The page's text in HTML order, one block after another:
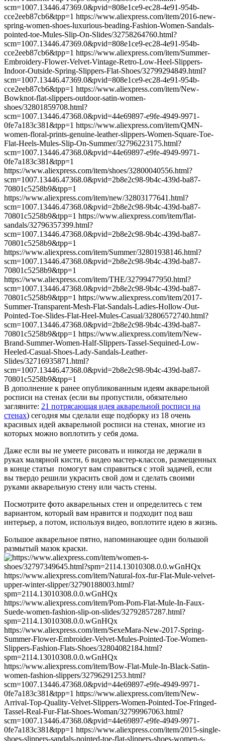
В дополнение к ранее опубликованным идеям акварельной
росписи на стенах (если вы пропустили, обязательно
загляните: 21 потрясающая идея акварельной росписи на
стенах) сегодня мы сделали еще подборку из 18 очень
красивых идей акварельной росписи на стенах, многие из
которых можно воплотить у себя дома.
Даже если вы не умеете рисовать и никогда не держали в
руках малярной кисти, 6 видео мастер-классов, размещенных
в конце статьи помогут вам справиться с этой задачей, если
вы твердо решили украсить свой дом и сделать своими
руками акварельную стену или часть стены.
Посмотрите фото акварельных стен и определитесь с тем
вариантом, который вам нравится и подходит под ваш
интерьер, а потом, используя видео, воплотите идею в жизнь.
Большое акварельное пятно, напоминающее один большой
размытый мазок краски.